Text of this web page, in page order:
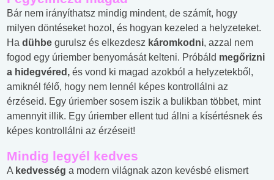
Bár nem irányíthatsz mindig mindent, de számít, hogy
milyen döntéseket hozol, és hogyan kezeled a helyzeteket.
Ha dühbe gurulsz és elkezdesz káromkodni, azzal nem
fogod egy úriember benyomását kelteni. Próbáld megőrizni
a hidegvéred, és vond ki magad azokból a helyzetekből,
amiknél félő, hogy nem lennél képes kontrollálni az
érzéseid. Egy úriember sosem iszik a bulikban többet, mint
amennyit illik. Egy úriember ellent tud állni a kísértésnek és
képes kontrollálni az érzéseit!
Mindig legyél kedves
A kedvesség a modern világnak azon kevésbé elismert